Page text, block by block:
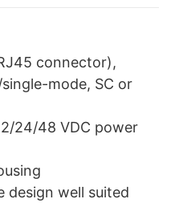
connector),
mode, SC or
24/48 VDC power
design well suited